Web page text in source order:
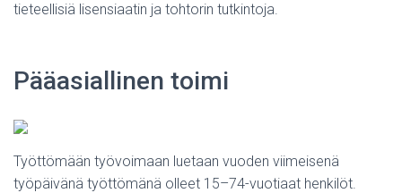
tieteellisiä lisensiaatin ja tohtorin tutkintoja.
Pääasiallinen toimi
Työttömään työvoimaan luetaan vuoden viimeisenä
työpäivänä työttömänä olleet 15–74-vuotiaat henkilöt.